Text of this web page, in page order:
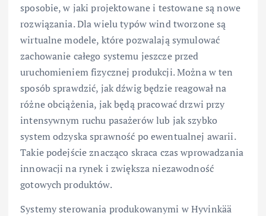
sposobie, w jaki projektowane i testowane są nowe
rozwiązania. Dla wielu typów wind tworzone są
wirtualne modele, które pozwalają symulować
zachowanie całego systemu jeszcze przed
uruchomieniem fizycznej produkcji. Można w ten
sposób sprawdzić, jak dźwig będzie reagował na
różne obciążenia, jak będą pracować drzwi przy
intensywnym ruchu pasażerów lub jak szybko
system odzyska sprawność po ewentualnej awarii.
Takie podejście znacząco skraca czas wprowadzania
innowacji na rynek i zwiększa niezawodność
gotowych produktów.
Systemy sterowania produkowanymi w Hyvinkää